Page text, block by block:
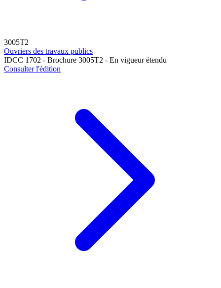
3005T2
Ouvriers des travaux publics
IDCC 1702 - Brochure 3005T2 - En vigueur étendu
Consulter l'édition